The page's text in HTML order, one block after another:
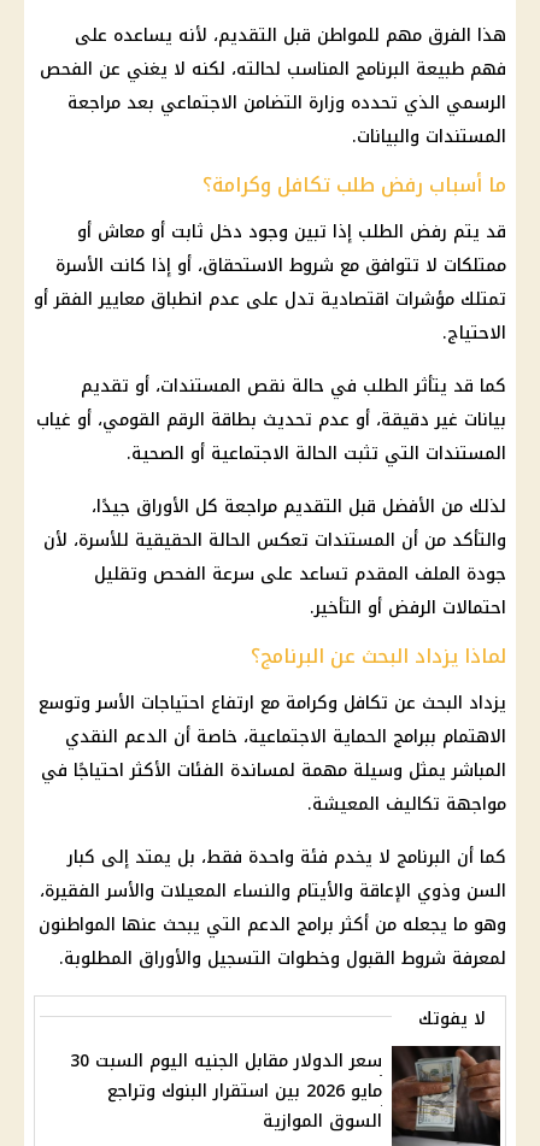
هذا الفرق مهم للمواطن قبل التقديم، لأنه يساعده على
فهم طبيعة البرنامج المناسب لحالته، لكنه لا يغني عن الفحص
الرسمي الذي تحدده وزارة التضامن الاجتماعي بعد مراجعة
المستندات والبيانات.
ما أسباب رفض طلب تكافل وكرامة؟
قد يتم رفض الطلب إذا تبين وجود دخل ثابت أو معاش أو
ممتلكات لا تتوافق مع شروط الاستحقاق، أو إذا كانت الأسرة
تمتلك مؤشرات اقتصادية تدل على عدم انطباق معايير الفقر أو
الاحتياج.
كما قد يتأثر الطلب في حالة نقص المستندات، أو تقديم
بيانات غير دقيقة، أو عدم تحديث بطاقة الرقم القومي، أو غياب
المستندات التي تثبت الحالة الاجتماعية أو الصحية.
لذلك من الأفضل قبل التقديم مراجعة كل الأوراق جيدًا،
والتأكد من أن المستندات تعكس الحالة الحقيقية للأسرة، لأن
جودة الملف المقدم تساعد على سرعة الفحص وتقليل
احتمالات الرفض أو التأخير.
لماذا يزداد البحث عن البرنامج؟
يزداد البحث عن تكافل وكرامة مع ارتفاع احتياجات الأسر وتوسع
الاهتمام ببرامج الحماية الاجتماعية، خاصة أن الدعم النقدي
المباشر يمثل وسيلة مهمة لمساندة الفئات الأكثر احتياجًا في
مواجهة تكاليف المعيشة.
كما أن البرنامج لا يخدم فئة واحدة فقط، بل يمتد إلى كبار
السن وذوي الإعاقة والأيتام والنساء المعيلات والأسر الفقيرة،
وهو ما يجعله من أكثر برامج الدعم التي يبحث عنها المواطنون
لمعرفة شروط القبول وخطوات التسجيل والأوراق المطلوبة.
لا يفوتك
سعر الدولار مقابل الجنيه اليوم السبت 30
مايو 2026 بين استقرار البنوك وتراجع
السوق الموازية